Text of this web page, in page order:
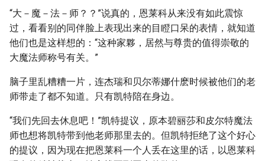
“大－魔－法－师？？”说真的，恩莱科从来没有如此震惊
过，看看别的同伴脸上表现出来的目瞪口呆的表情，就知道
他们也是这样想的：“这种家夥，居然与尊贵的值得崇敬的
大魔法师称号有关。”
脑子里乱糟糟一片，连杰瑞和贝尔蒂娜什麽时候被他们的老
师带走了都不知道。只有凯特陪在身边。
“我们先回去休息吧！”凯特提议，原本碧丽莎和皮尔特魔法
师也想将凯特带到他老师那里去的。但凯特拒绝了这个好心
的提议，因为现在把恩莱科一个人丢在这里的话，以恩莱科